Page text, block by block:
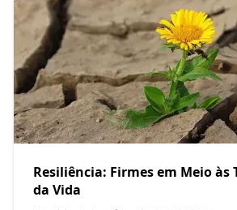
Resiliência: Firmes em Meio às
da Vida